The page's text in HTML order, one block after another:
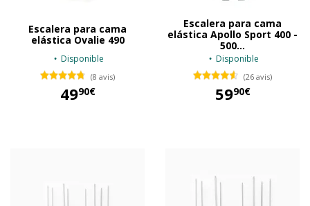
Escalera para cama
elástica Ovalie 490
Disponible
(8 avis)
4990€
Escalera para cama
elástica Apollo Sport 400 -
500...
Disponible
(26 avis)
5990€